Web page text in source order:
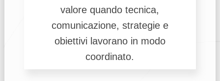
valore quando tecnica,
comunicazione, strategie e
obiettivi lavorano in modo
coordinato.